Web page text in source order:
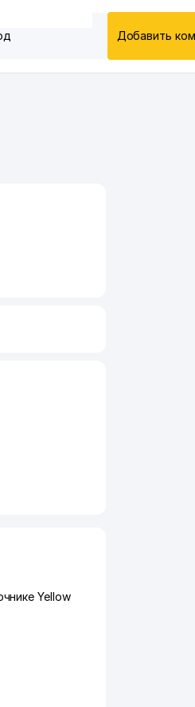
Добавить
Yellow